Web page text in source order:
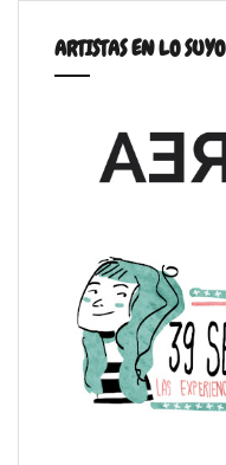
ARTISTAS EN LO SUYO